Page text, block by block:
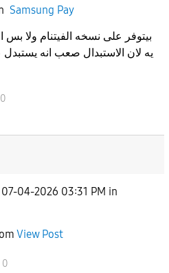
Samsung Pay
يه لان الاستبدال صعب انه
0
07-04-2026 03:31 PM in
View Post
0